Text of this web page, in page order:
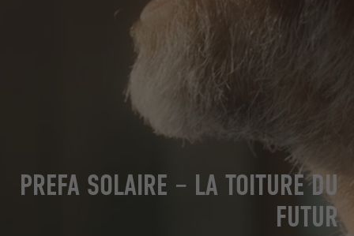
PREFA SOLAIRE – LA TOITURE DU
FUTUR